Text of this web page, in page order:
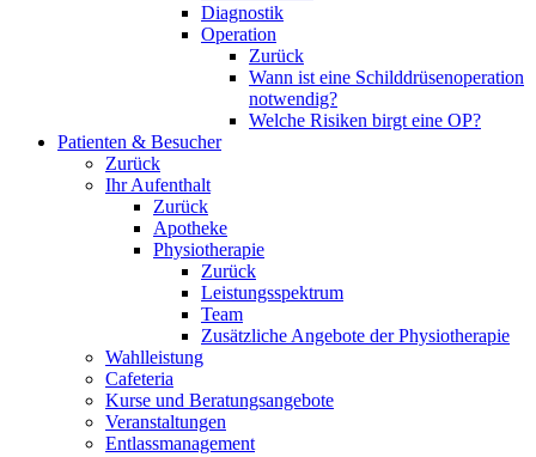
Diagnostik
Operation
Zurück
Wann ist eine Schilddrüsenoperation
notwendig?
Welche Risiken birgt eine OP?
Patienten & Besucher
Zurück
Ihr Aufenthalt
Zurück
Apotheke
Physiotherapie
Zurück
Leistungsspektrum
Team
Zusätzliche Angebote der Physiotherapie
Wahlleistung
Cafeteria
Kurse und Beratungsangebote
Veranstaltungen
Entlassmanagement